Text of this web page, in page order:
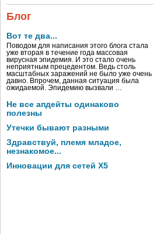
Блог
Вот те два...
Поводом для написания этого блога стала
уже вторая в течение года массовая
вирусная эпидемия. И это стало очень
неприятным прецедентом. Ведь столь
масштабных заражений не было уже очень
давно. Впрочем, данная ситуация была
ожидаемой. Эпидемию вызвали …
Не все апдейты одинаково
полезны
Утечки бывают разными
Здравствуй, племя младое,
незнакомое...
Инновации для сетей X5